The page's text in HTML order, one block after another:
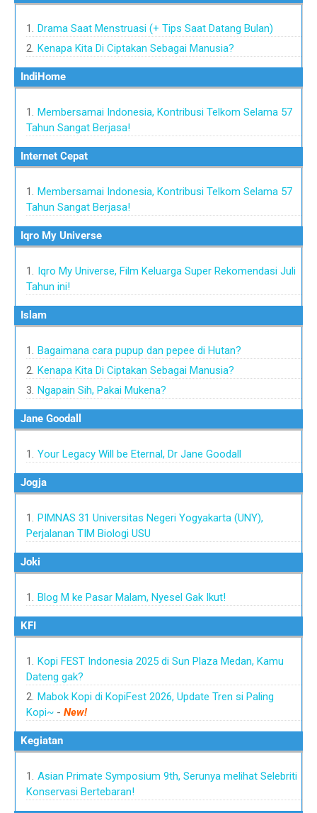
Drama Saat Menstruasi (+ Tips Saat Datang Bulan)
Kenapa Kita Di Ciptakan Sebagai Manusia?
IndiHome
Membersamai Indonesia, Kontribusi Telkom Selama 57
Tahun Sangat Berjasa!
Internet Cepat
Membersamai Indonesia, Kontribusi Telkom Selama 57
Tahun Sangat Berjasa!
Iqro My Universe
Iqro My Universe, Film Keluarga Super Rekomendasi Juli
Tahun ini!
Islam
Bagaimana cara pupup dan pepee di Hutan?
Kenapa Kita Di Ciptakan Sebagai Manusia?
Ngapain Sih, Pakai Mukena?
Jane Goodall
Your Legacy Will be Eternal, Dr Jane Goodall
Jogja
PIMNAS 31 Universitas Negeri Yogyakarta (UNY),
Perjalanan TIM Biologi USU
Joki
Blog M ke Pasar Malam, Nyesel Gak Ikut!
KFI
Kopi FEST Indonesia 2025 di Sun Plaza Medan, Kamu
Dateng gak?
Mabok Kopi di KopiFest 2026, Update Tren si Paling
Kopi~ -New!
Kegiatan
Asian Primate Symposium 9th, Serunya melihat Selebriti
Konservasi Bertebaran!